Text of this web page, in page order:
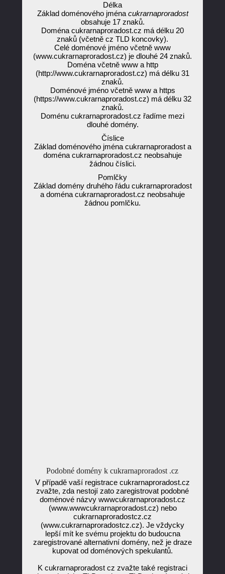
Délka
Základ doménového jména cukrarnaproradost
obsahuje 17 znaků.
Doména cukrarnaproradost.cz má délku 20
znaků (včetně cz TLD koncovky).
Celé doménové jméno včetně www
(www.cukrarnaproradost.cz) je dlouhé 24 znaků.
Doména včetně www a http
(http://www.cukrarnaproradost.cz) má délku 31
znaků.
Doménové jméno včetně www a https
(https://www.cukrarnaproradost.cz) má délku 32
znaků.
Doménu cukrarnaproradost.cz řadíme mezi
dlouhé domény.
Číslice
Základ doménového jména cukrarnaproradost a
doména cukrarnaproradost.cz neobsahuje
žádnou číslici.
Pomlčky
Základ domény druhého řádu cukrarnaproradost
a doména cukrarnaproradost.cz neobsahuje
žádnou pomlčku.
Podobné domény k cukrarnaproradost .cz
V případě vaší registrace cukrarnaproradost.cz
zvažte, zda nestojí zato zaregistrovat podobné
doménové názvy wwwcukrarnaproradost.cz
(www.wwwcukrarnaproradost.cz) nebo
cukrarnaproradostcz.cz
(www.cukrarnaproradostcz.cz). Je vždycky
lepší mít ke svému projektu do budoucna
zaregistrované alternativní domény, než je draze
kupovat od doménových spekulantů.
K cukrarnaproradost cz zvažte také registraci